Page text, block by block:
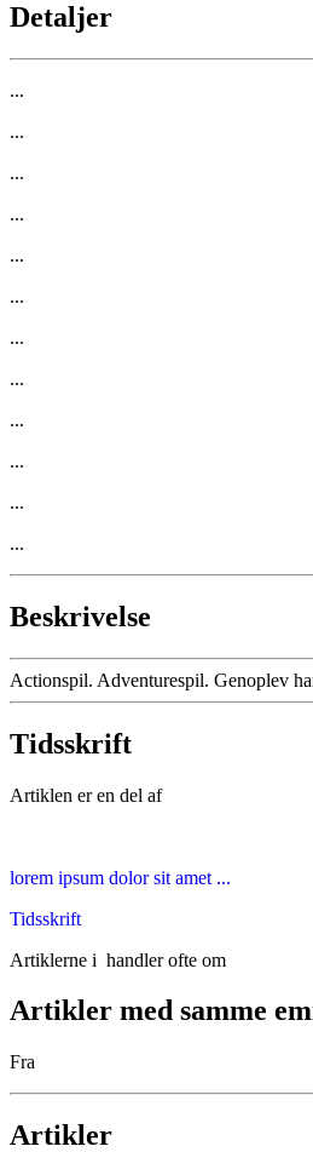
Detaljer
...
...
...
...
...
...
...
...
...
...
...
...
Beskrivelse
Actionspil. Adventurespil. Genoplev
Tidsskrift
Artiklen er en del af
lorem ipsum dolor sit amet ...
Tidsskrift
Artiklerne i handler ofte om
Artikler med samme
Fra
Artikler